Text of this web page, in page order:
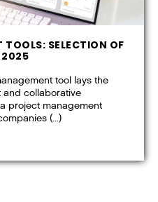
SELECTION OF
2025
tool lays the
and collaborative
project management
(...)